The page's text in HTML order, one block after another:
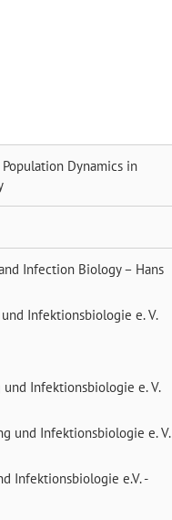
Dynamics in
Infection Biology – Hans
Infektionsbiologie e. V.
Infektionsbiologie e. V.
und Infektionsbiologie e. V.
Infektionsbiologie e.V. -